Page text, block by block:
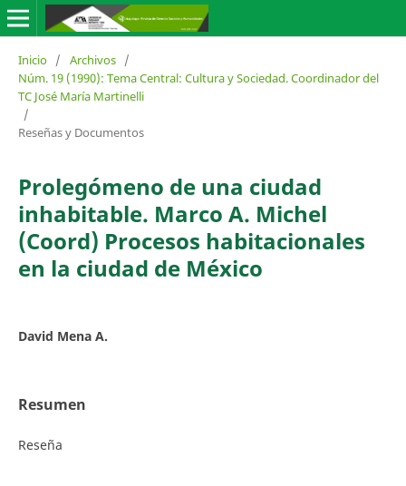
Inicio / Archivos /
Núm. 19 (1990): Tema Central: Cultura y Sociedad. Coordinador del
TC José María Martinelli
/
Reseñas y Documentos
Prolegómeno de una ciudad
inhabitable. Marco A. Michel
(Coord) Procesos habitacionales
en la ciudad de México
David Mena A.
Resumen
Reseña